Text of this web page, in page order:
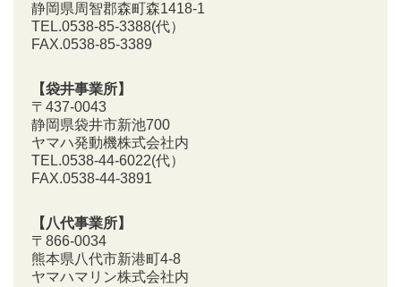
静岡県周智郡森町森1418-1
TEL.0538-85-3388(代）
FAX.0538-85-3389
【袋井事業所】
〒437-0043
静岡県袋井市新池700
ヤマハ発動機株式会社内
TEL.0538-44-6022(代）
FAX.0538-44-3891
【八代事業所】
〒866-0034
熊本県八代市新港町4-8
ヤマハマリン株式会社内